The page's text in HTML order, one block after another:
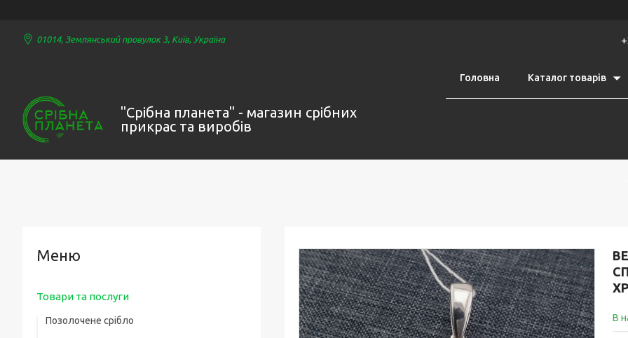
01014, Землянський провулок 3, Київ, Україна
"Срібна планета" - магазин срібних
прикрас та виробів
Головна Каталог товарів
В
Товари та послуги
Позолочене срібло